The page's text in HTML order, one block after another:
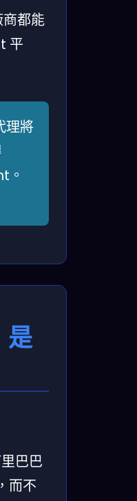
都能
平
理將
。
是
巴巴
而不